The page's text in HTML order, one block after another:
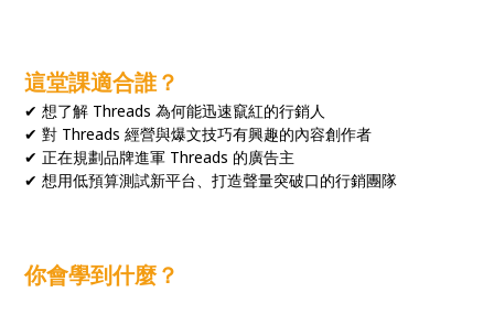
這堂課適合誰？
✔ 想了解 Threads 為何能迅速竄紅的行銷人
✔ 對 Threads 經營與爆文技巧有興趣的內容創作者
✔ 正在規劃品牌進軍 Threads 的廣告主
✔ 想用低預算測試新平台、打造聲量突破口的行銷團隊
你會學到什麼？